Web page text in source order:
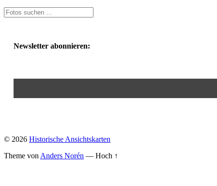
Newsletter abonnieren:
© 2026 Historische Ansichtskarten
Theme von Anders Norén — Hoch ↑